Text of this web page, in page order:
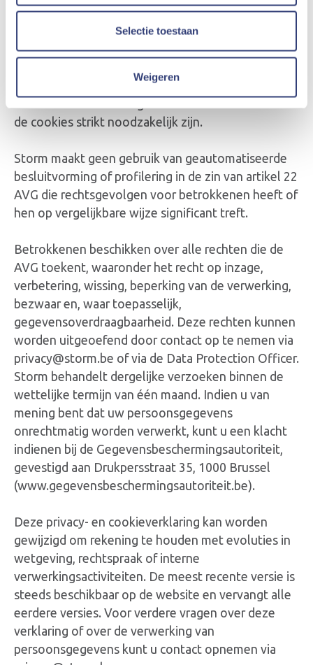
Selectie toestaan
Weigeren
doel en bewaartermijn, is steeds beschikbaar via
deze cookietool en vormt een integraal onderdeel
van deze verklaring. Voor zover cookies aanleiding
gebeurt dit uitsluitend voor de doeleinden
de cookies strikt noodzakelijk zijn.
Storm maakt geen gebruik van geautomatiseerde
besluitvorming of profilering in de zin van artikel 22
AVG die rechtsgevolgen voor betrokkenen heeft of
hen op vergelijkbare wijze significant treft.
Betrokkenen beschikken over alle rechten die de
AVG toekent, waaronder het recht op inzage,
verbetering, wissing, beperking van de verwerking,
bezwaar en, waar toepasselijk,
gegevensoverdraagbaarheid. Deze rechten kunnen
worden uitgeoefend door contact op te nemen via
privacy@storm.be of via de Data Protection Officer.
Storm behandelt dergelijke verzoeken binnen de
wettelijke termijn van één maand. Indien u van
mening bent dat uw persoonsgegevens
onrechtmatig worden verwerkt, kunt u een klacht
indienen bij de Gegevensbeschermingsautoriteit,
gevestigd aan Drukpersstraat 35, 1000 Brussel
(www.gegevensbeschermingsautoriteit.be).
Deze privacy- en cookieverklaring kan worden
gewijzigd om rekening te houden met evoluties in
wetgeving, rechtspraak of interne
verwerkingsactiviteiten. De meest recente versie is
steeds beschikbaar op de website en vervangt alle
eerdere versies. Voor verdere vragen over deze
verklaring of over de verwerking van
persoonsgegevens kunt u contact opnemen via